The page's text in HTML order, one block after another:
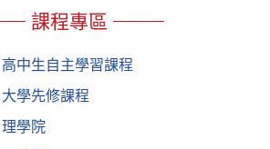
課程專區
高中生自主學習課程
大學先修課程
理學院